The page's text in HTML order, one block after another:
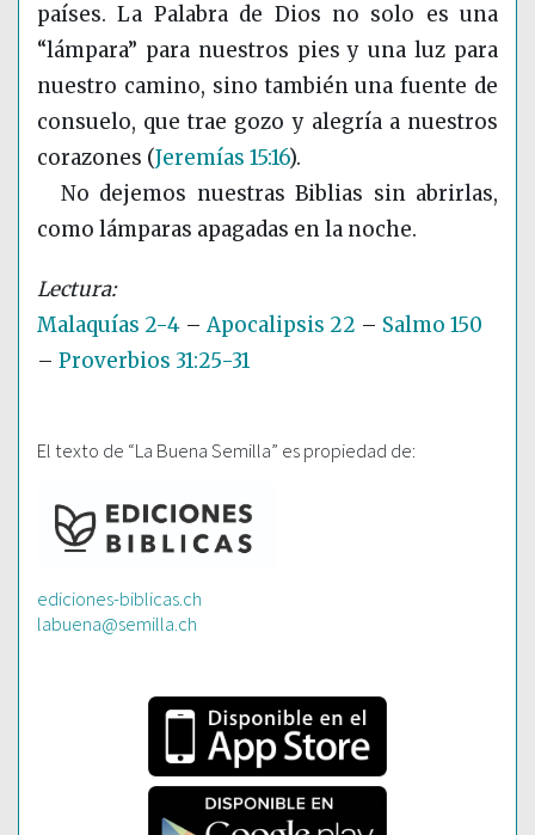
países. La Palabra de Dios no solo es una
“lámpara” para nuestros pies y una luz para
nuestro camino, sino también una fuente de
consuelo, que trae gozo y alegría a nuestros
corazones (Jeremías 15:16).
No dejemos nuestras Biblias sin abrirlas,
como lámparas apagadas en la noche.
Malaquías 2-4 –Apocalipsis 22 – Salmo 150
– Proverbios 31:25-31
El texto de “La Buena Semilla” es propiedad de:
ediciones-biblicas.ch
labuena@semilla.ch